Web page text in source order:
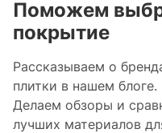
Поможем
покрытие
Рассказываем о
плитки в нашем блоге.
Делаем обзоры и
лучших материалов